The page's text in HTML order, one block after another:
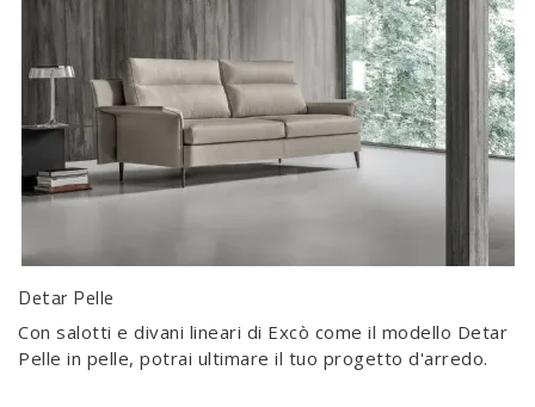
Detar Pelle
Con salotti e divani lineari di Excò come il modello Detar
Pelle in pelle, potrai ultimare il tuo progetto d'arredo.